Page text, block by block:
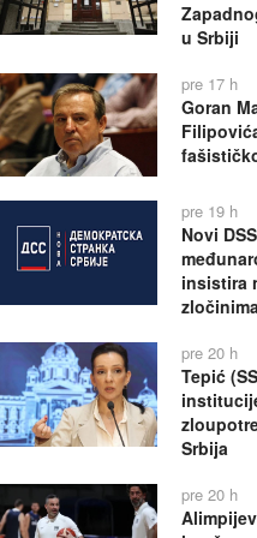
u Srbiji
pre 17 h
Goran
pre 19 h
Novi
insistira
pre 20 h
Tepić
Srbija
pre 20 h